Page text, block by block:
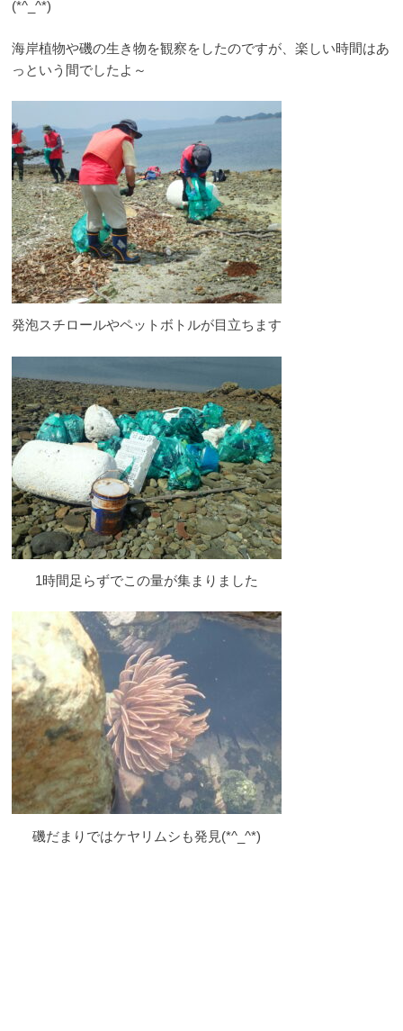
(*^_^*)
海岸植物や磯の生き物を観察をしたのですが、楽しい時間はあ
っという間でしたよ～
発泡スチロールやペットボトルが目立ちます
1時間足らずでこの量が集まりました
磯だまりではケヤリムシも発見(*^_^*)